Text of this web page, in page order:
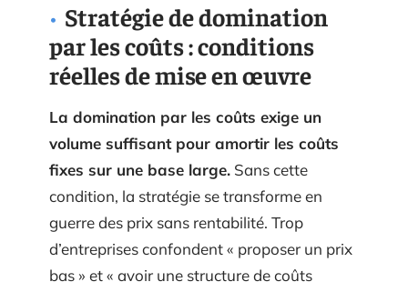
Stratégie de domination
par les coûts : conditions
réelles de mise en œuvre
La domination par les coûts exige un
volume suffisant pour amortir les coûts
fixes sur une base large. Sans cette
condition, la stratégie se transforme en
guerre des prix sans rentabilité. Trop
d’entreprises confondent « proposer un prix
bas » et « avoir une structure de coûts